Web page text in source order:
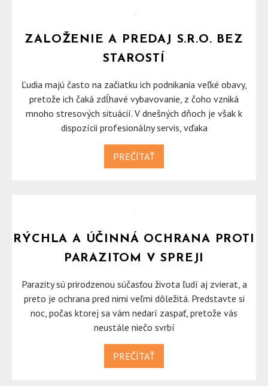
ZALOŽENIE A PREDAJ S.R.O. BEZ
STAROSTÍ
Ľudia majú často na začiatku ich podnikania veľké obavy,
pretože ich čaká zdĺhavé vybavovanie, z čoho vzniká
mnoho stresových situácií. V dnešných dňoch je však k
dispozícii profesionálny servis, vďaka
PREČÍTAŤ
RÝCHLA A ÚČINNÁ OCHRANA PROTI
PARAZITOM V SPREJI
Parazity sú prirodzenou súčasťou života ľudí aj zvierat, a
preto je ochrana pred nimi veľmi dôležitá. Predstavte si
noc, počas ktorej sa vám nedarí zaspať, pretože vás
neustále niečo svrbí
PREČÍTAŤ